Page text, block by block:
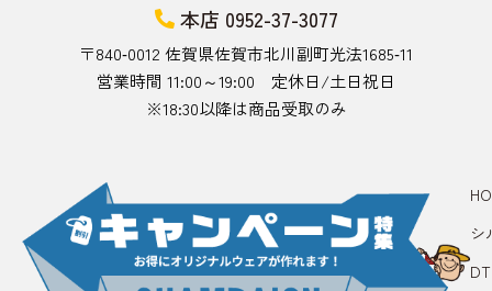
本店 0952-37-3077
〒840‑0012 佐賀県佐賀市北川副町光法1685‑11
営業時間 11:00～19:00 定休日/土日祝日
※18:30以降は商品受取のみ
シ